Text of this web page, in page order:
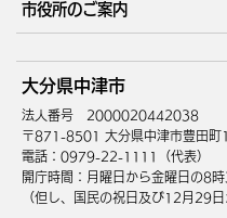
サイトマップ
市役所のご案内
庁舎地図
中津市へのアクセス
大分県中津市
法人番号 2000020442038
〒871-8501 大分県中津市豊田町
電話：0979-22-1111（代表）
開庁時間：月曜日から金曜日の8
（但し、国民の祝日及び12月29